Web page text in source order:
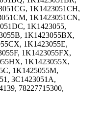
1K1423051CH,
1K1423051CN,
1K1423055,
1K1423055BX,
1K1423055E,
1K1423055FX,
1K1423055X,
1K1425055M,
3C1423051A,
78227715300,